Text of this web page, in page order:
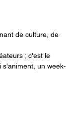
de culture, de
; c'est le
s'animent, un week-